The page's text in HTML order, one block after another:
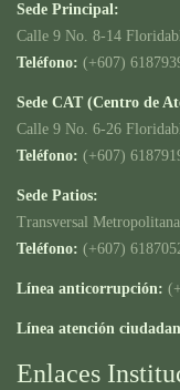
Sede Principal:
Calle 9 No. 8-14
Teléfono: (+607)
Sede CAT (Centro de
Calle 9 No. 6-26
Teléfono: (+607)
Sede Patios:
Transversal
Teléfono: (+607)
Línea anticorrupción:
Línea atención
Enlaces